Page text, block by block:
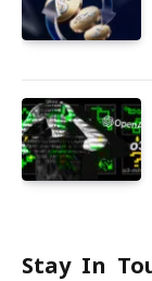
Stay In